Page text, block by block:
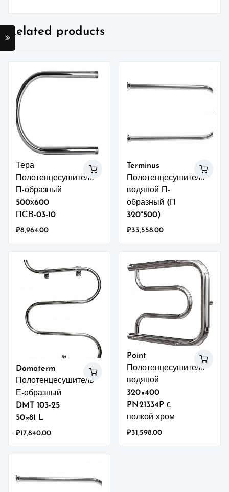
Related products
Тера
Полотенцесушитель
П-образный
500х600
ПСВ-03-10
₽8,964.00
Terminus
Полотенцесушитель
водяной П-
образный (П
320*500)
₽33,558.00
Domoterm
Полотенцесушитель
Е-образный
DMT 103-25
50×81 L
₽17,840.00
Point
Полотенцесушитель
водяной
320×400
PN21334P с
полкой хром
₽31,598.00